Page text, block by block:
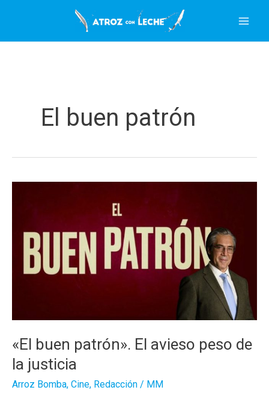
contenido
El buen patrón
«El buen patrón». El avieso peso de
la justicia
Arroz Bomba, Cine, Redacción / MM